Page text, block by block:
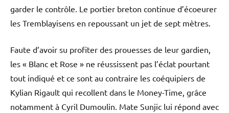
garder le contrôle. Le portier breton continue d’écoeurer
les Tremblayisens en repoussant un jet de sept mètres.
Faute d’avoir su profiter des prouesses de leur gardien,
les « Blanc et Rose » ne réussissent pas l’éclat pourtant
tout indiqué et ce sont au contraire les coéquipiers de
Kylian Rigault qui recollent dans le Money-Time, grâce
notamment à Cyril Dumoulin. Mate Sunjic lui répond avec